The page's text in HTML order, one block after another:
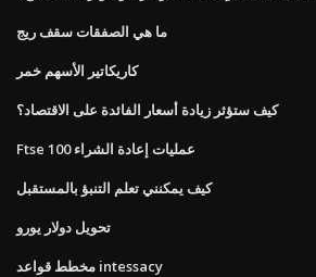
ما هي الصفقات سقف ريج
كاريكاتير الأسهم خمر
كيف ستؤثر زيادة أسعار الفائدة على الاقتصاد؟
Ftse 100 عمليات إعادة الشراء
كيف يمكنني تعلم التنبؤ بالمستقبل
تحويل دولار يورو
مخطط قواعد intessacy